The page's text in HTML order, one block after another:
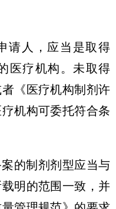
人，应当是取得
医疗机构。未取得
者《医疗机构制剂许
机构可委托符合条
的制剂剂型应当与
载明的范围一致，并